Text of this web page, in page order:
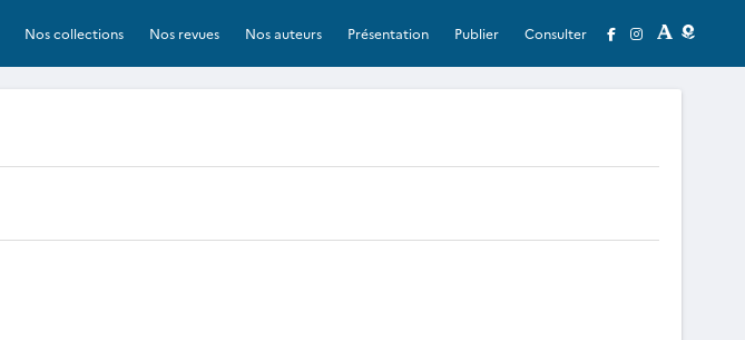
Nos collections Nos revues Nos auteurs Présentation Publier Consulter